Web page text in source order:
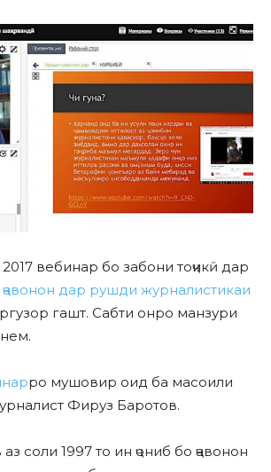
вебинар бо забони тоҷикӣ дар
дар рушди журналистикаи
гашт. Сабти онро манзури
ро мушовир оид ба масоили
Фируз Баротов.
соли 1997 то ин ҷониб бо ҷавонон